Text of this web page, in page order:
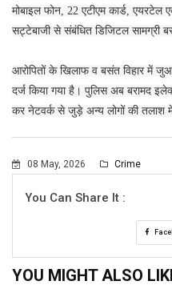
मोबाइल फोन, 22 एटीएम कार्ड,
सट्टेबाजी से संबंधित डिजिटल सामग्री
आरोपितों के खिलाफ व बसंत विहार में
दर्ज किया गया है। पुलिस अब बरामद
कर नेटवर्क से जुड़े अन्य लोगों की तलाश
08 May, 2026 Crime
You Can Share It :
YOU MIGHT ALSO